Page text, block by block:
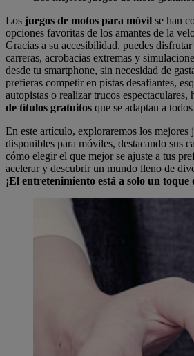
Los juegos de motos para móvil se han
opciones favoritas de los amantes de la
Gracias a su accesibilidad, puedes
carreras, acrobacias extremas y
desde tu smartphone, sin necesidad de
prefieras competir en pistas desafiantes,
autopistas o realizar trucos espectaculares,
de títulos gratuitos que se adaptan a
En este artículo, exploraremos los mejores
disponibles para móviles, destacando sus
cómo elegir el que mejor se ajuste a tus
acelerar y descubrir un mundo lleno de
¡El entretenimiento está a solo un toque